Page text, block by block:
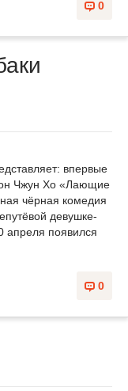
0
впервые
Чжун Хо «Лающие
чёрная комедия
девушке-
апреля появился
0